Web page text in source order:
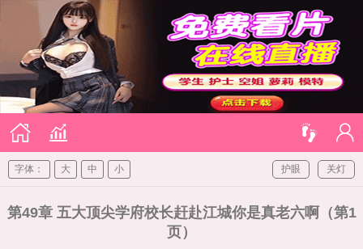
关灯
护眼
字体： 大 中 小
第49章 五大顶尖学府校长赶赴江城你是真老六啊（第1
页）